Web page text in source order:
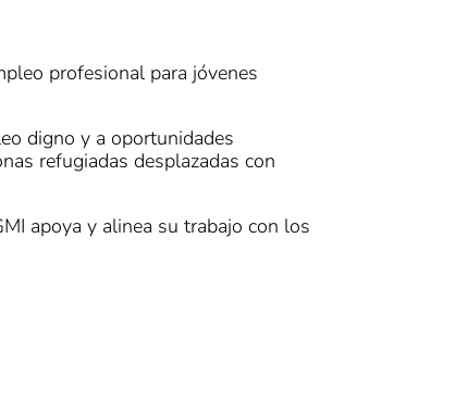
profesional para jóvenes
digno y a oportunidades
refugiadas desplazadas con
apoya y alinea su trabajo con los